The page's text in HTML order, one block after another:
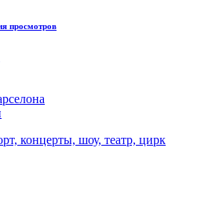
просмотров
концерты, шоу, театр, цирк